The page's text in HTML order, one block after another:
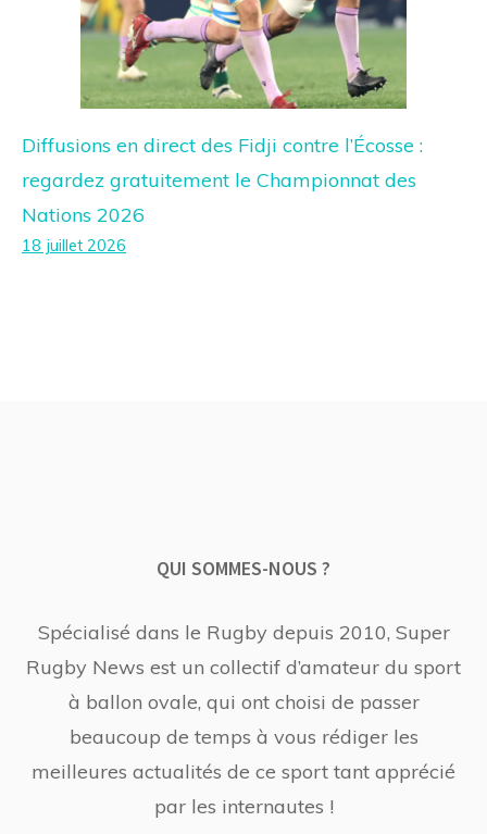
Diffusions en direct des Fidji contre l’Écosse :
regardez gratuitement le Championnat des
Nations 2026
18 juillet 2026
QUI SOMMES-NOUS ?
Spécialisé dans le Rugby depuis 2010, Super
Rugby News est un collectif d’amateur du sport
à ballon ovale, qui ont choisi de passer
beaucoup de temps à vous rédiger les
meilleures actualités de ce sport tant apprécié
par les internautes !